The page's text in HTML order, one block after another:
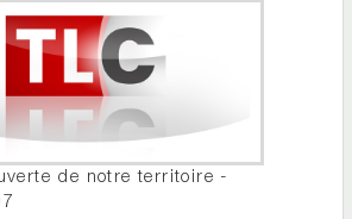
de notre territoire -